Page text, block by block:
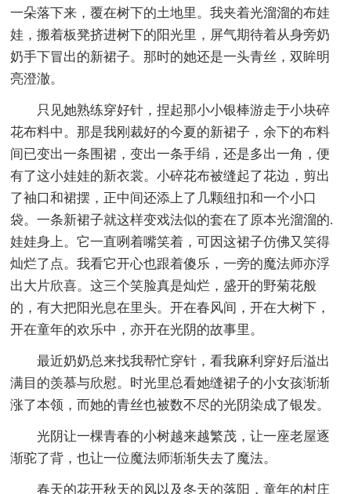
一朵落下来，覆在树下的土地里。我夹着光溜溜的布娃
娃，搬着板凳挤进树下的阳光里，屏气期待着从身旁奶
奶手下冒出的新裙子。那时的她还是一头青丝，双眸明
亮澄澈。
只见她熟练穿好针，捏起那小小银棒游走于小块碎
花布料中。那是我刚裁好的今夏的新裙子，余下的布料
间已变出一条围裙，变出一条手绢，还是多出一角，便
有了这小娃娃的新衣裳。小碎花布被缝起了花边，剪出
了袖口和裙摆，正中间还添上了几颗纽扣和一个小口
袋。一条新裙子就这样变戏法似的套在了原本光溜溜的.
娃娃身上。它一直咧着嘴笑着，可因这裙子仿佛又笑得
灿烂了点。我看它开心也跟着傻乐，一旁的魔法师亦浮
出大片欣喜。这三个笑脸真是灿烂，盛开的野菊花般
的，有大把阳光息在里头。开在春风间，开在大树下，
开在童年的欢乐中，亦开在光阴的故事里。
最近奶奶总来找我帮忙穿针，看我麻利穿好后溢出
满目的羡慕与欣慰。时光里总看她缝裙子的小女孩渐渐
涨了本领，而她的青丝也被数不尽的光阴染成了银发。
光阴让一棵青春的小树越来越繁茂，让一座老屋逐
渐驼了背，也让一位魔法师渐渐失去了魔法。
春天的花开秋天的风以及冬天的落阳，童年的村庄